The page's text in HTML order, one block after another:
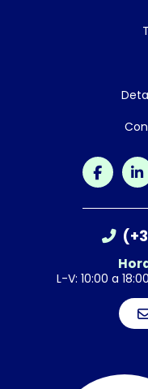
L-V: 10:00 a